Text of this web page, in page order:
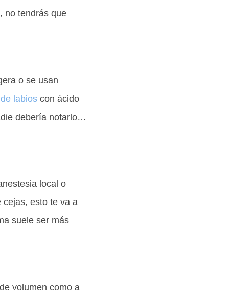
no tendrás que
o se usan
labioscon ácido
debería notarlo…
local o
cejas, esto te va a
suele ser más
volumen como a